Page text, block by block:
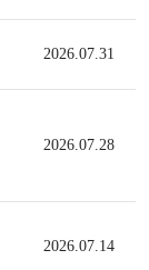
2026.07.31
2026.07.28
2026.07.14